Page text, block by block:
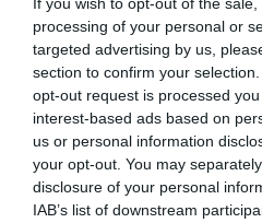
processing of your personal or
targeted advertising by us,
section to confirm your
opt-out request is processed
interest-based ads based on
us or personal information
your opt-out. You may
disclosure of your personal
IAB’s list of downstream